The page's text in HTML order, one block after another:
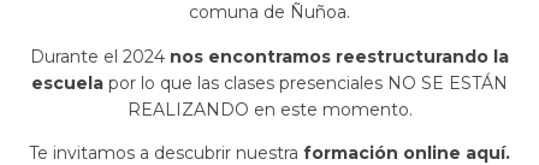
comuna de Ñuñoa.
Durante el 2024 nos encontramos reestructurando la
escuela por lo que las clases presenciales NO SE ESTÁN
REALIZANDO en este momento.
Te invitamos a descubrir nuestra formación online aquí.